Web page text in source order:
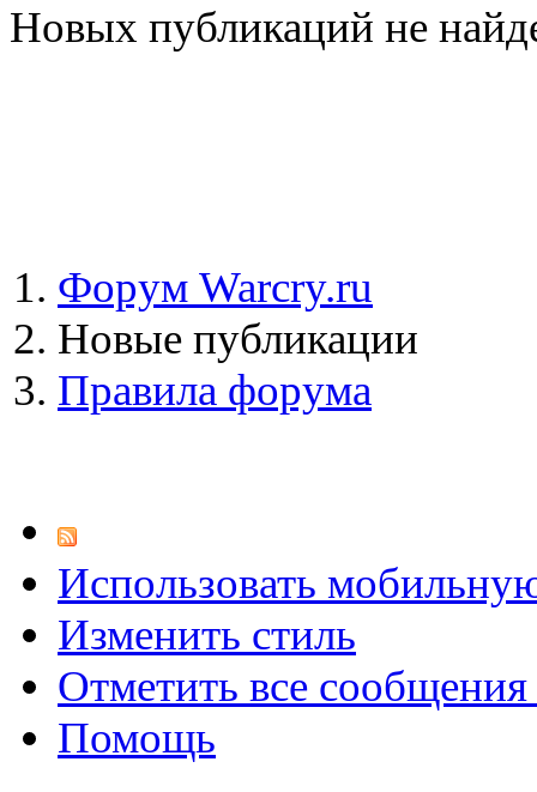
Новых публикаций не
Форум Warcry.ru
Новые публикации
Правила форума
Использовать
Изменить стиль
Отметить все
Помощь